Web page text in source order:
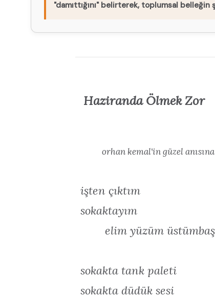
"damıttığını" belirterek, toplumsal
Haziranda Ölmek Zor
orhan kemal'in güzel anısına
işten çıktım
sokaktayım
elim yüzüm
sokakta tank paleti
sokakta düdük sesi